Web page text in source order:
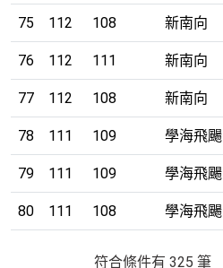
75 112 108 新南向
76 112 111 新南向
77 112 108 新南向
78 111 109 學海飛颺
79 111 109 學海飛颺
80 111 108 學海飛颺
符合條件有 325 筆